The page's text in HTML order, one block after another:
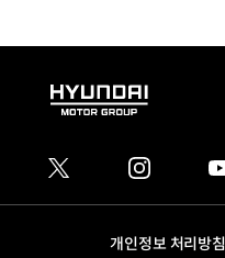
HYUNDAI
GROUP
twitter instagram
개인정보 처리방침